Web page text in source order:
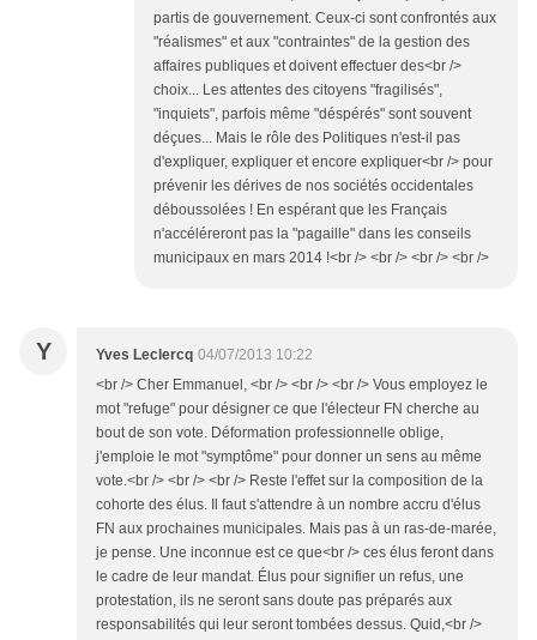
partis de gouvernement. Ceux-ci sont confrontés aux
"réalismes" et aux "contraintes" de la gestion des
affaires publiques et doivent effectuer des<br />
choix... Les attentes des citoyens "fragilisés",
"inquiets", parfois même "déspérés" sont souvent
déçues... Mais le rôle des Politiques n'est-il pas
d'expliquer, expliquer et encore expliquer<br /> pour
prévenir les dérives de nos sociétés occidentales
déboussolées ! En espérant que les Français
n'accéléreront pas la "pagaille" dans les conseils
municipaux en mars 2014 !<br /> <br /> <br /> <br />
Y Yves Leclercq 04/07/2013 10:22
<br /> Cher Emmanuel, <br /> <br /> <br /> Vous employez le
mot "refuge" pour désigner ce que l'électeur FN cherche au
bout de son vote. Déformation professionnelle oblige,
j'emploie le mot "symptôme" pour donner un sens au même
vote.<br /> <br /> <br /> Reste l'effet sur la composition de la
cohorte des élus. Il faut s'attendre à un nombre accru d'élus
FN aux prochaines municipales. Mais pas à un ras-de-marée,
je pense. Une inconnue est ce que<br /> ces élus feront dans
le cadre de leur mandat. Élus pour signifier un refus, une
protestation, ils ne seront sans doute pas préparés aux
responsabilités qui leur seront tombées dessus. Quid,<br />